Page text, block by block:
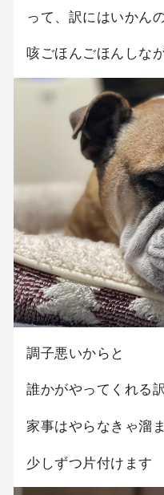
って、訳にはいかん
咳ごほんごほんしな
調子悪いからと
誰かがやってくれる
家事はやらなきゃ溜
少しずつ片付けます